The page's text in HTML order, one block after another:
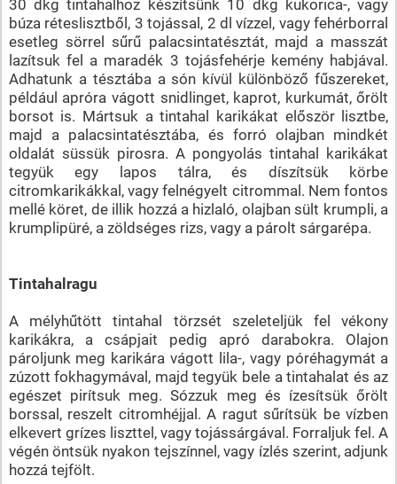
30 dkg tintahalhoz készítsünk 10 dkg kukorica-, vagy
búza réteslisztből, 3 tojással, 2 dl vízzel, vagy fehérborral
esetleg sörrel sűrű palacsintatésztát, majd a masszát
lazítsuk fel a maradék 3 tojásfehérje kemény habjával.
Adhatunk a tésztába a són kívül különböző fűszereket,
például apróra vágott snidlinget, kaprot, kurkumát, őrölt
borsot is. Mártsuk a tintahal karikákat először lisztbe,
majd a palacsintatésztába, és forró olajban mindkét
oldalát süssük pirosra. A pongyolás tintahal karikákat
tegyük egy lapos tálra, és díszítsük körbe
citromkarikákkal, vagy felnégyelt citrommal. Nem fontos
mellé köret, de illik hozzá a hizlaló, olajban sült krumpli, a
krumplipüré, a zöldséges rizs, vagy a párolt sárgarépa.
Tintahalragu
A mélyhűtött tintahal törzsét szeleteljük fel vékony
karikákra, a csápjait pedig apró darabokra. Olajon
pároljunk meg karikára vágott lila-, vagy póréhagymát a
zúzott fokhagymával, majd tegyük bele a tintahalat és az
egészet pirítsuk meg. Sózzuk meg és ízesítsük őrölt
borssal, reszelt citromhéjjal. A ragut sűrítsük be vízben
elkevert grízes liszttel, vagy tojássárgával. Forraljuk fel. A
végén öntsük nyakon tejszínnel, vagy ízlés szerint, adjunk
hozzá tejfölt.